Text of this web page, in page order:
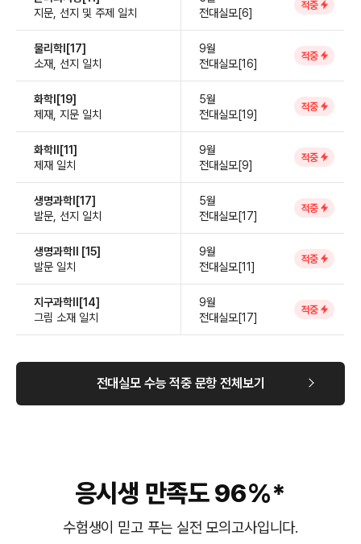
지문, 선지 및 주제 일치
전대실모[6]
적중
물리학Ⅰ[17]
소재, 선지 일치
9월
전대실모[16]
적중
화학Ⅰ[19]
제재, 지문 일치
5월
전대실모[19]
적중
화학Ⅱ[11]
제재 일치
9월
전대실모[9]
적중
생명과학Ⅰ[17]
발문, 선지 일치
5월
전대실모[17]
적중
생명과학Ⅱ [15]
발문 일치
9월
전대실모[11]
적중
지구과학Ⅱ[14]
그림 소재 일치
9월
전대실모[17]
적중
전대실모 수능 적중 문항 전체보기
응시생 만족도 96%*
수험생이 믿고 푸는 실전 모의고사입니다.